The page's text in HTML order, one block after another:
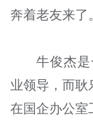
奔着老友来了
牛俊杰
业领导，而耿
在国企办公室